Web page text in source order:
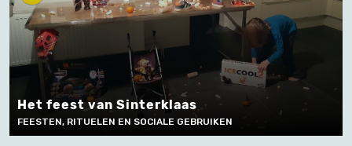
Het feest van Sinterklaas
FEESTEN, RITUELEN EN SOCIALE GEBRUIKEN